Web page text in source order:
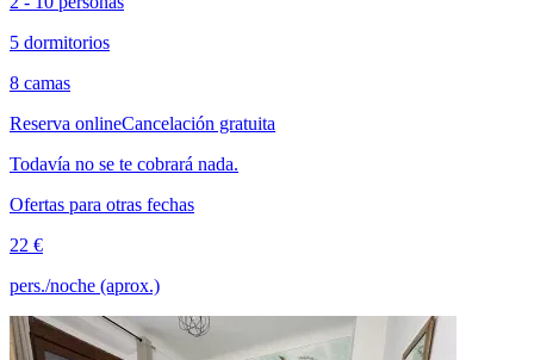
5 dormitorios
8 camas
Reserva onlineCancelación gratuita
Todavía no se te cobrará nada.
Ofertas para otras fechas
22 €
pers./noche (aprox.)